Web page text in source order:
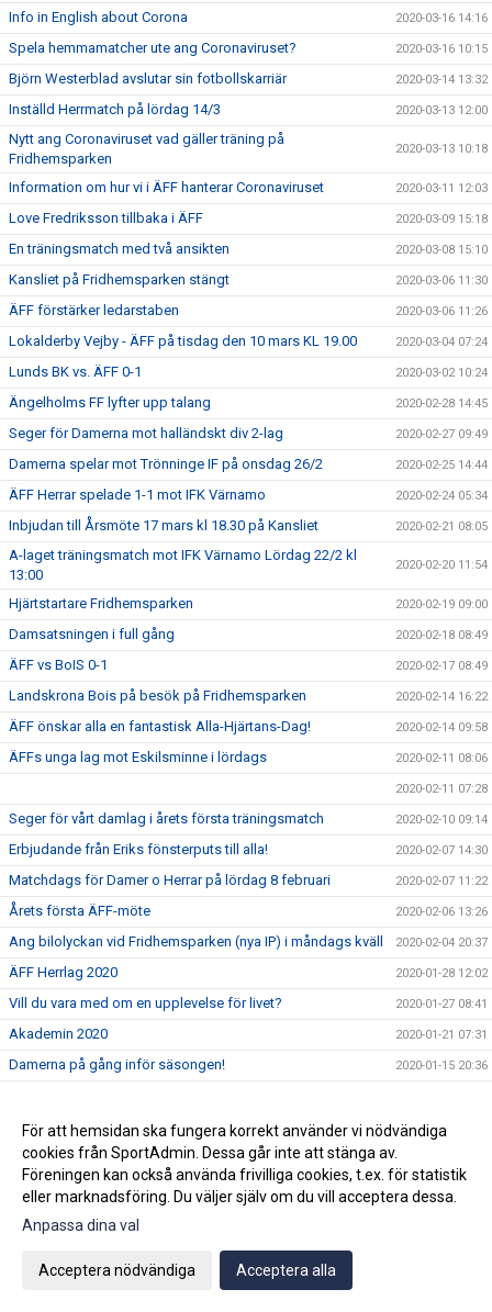
Info in English about Corona 2020-03-16 14:16
Spela hemmamatcher ute ang Coronaviruset? 2020-03-16 10:15
Björn Westerblad avslutar sin fotbollskarriär 2020-03-14 13:32
Inställd Herrmatch på lördag 14/3 2020-03-13 12:00
Nytt ang Coronaviruset vad gäller träning på
Fridhemsparken
2020-03-13 10:18
Information om hur vi i ÄFF hanterar Coronaviruset 2020-03-11 12:03
Love Fredriksson tillbaka i ÄFF 2020-03-09 15:18
En träningsmatch med två ansikten 2020-03-08 15:10
Kansliet på Fridhemsparken stängt 2020-03-06 11:30
ÄFF förstärker ledarstaben 2020-03-06 11:26
Lokalderby Vejby - ÄFF på tisdag den 10 mars KL 19.00 2020-03-04 07:24
Lunds BK vs. ÄFF 0-1 2020-03-02 10:24
Ängelholms FF lyfter upp talang 2020-02-28 14:45
Seger för Damerna mot halländskt div 2-lag 2020-02-27 09:49
Damerna spelar mot Trönninge IF på onsdag 26/2 2020-02-25 14:44
ÄFF Herrar spelade 1-1 mot IFK Värnamo 2020-02-24 05:34
Inbjudan till Årsmöte 17 mars kl 18.30 på Kansliet 2020-02-21 08:05
A-laget träningsmatch mot IFK Värnamo Lördag 22/2 kl
13:00
2020-02-20 11:54
Hjärtstartare Fridhemsparken 2020-02-19 09:00
Damsatsningen i full gång 2020-02-18 08:49
ÄFF vs BoIS 0-1 2020-02-17 08:49
Landskrona Bois på besök på Fridhemsparken 2020-02-14 16:22
ÄFF önskar alla en fantastisk Alla-Hjärtans-Dag! 2020-02-14 09:58
ÄFFs unga lag mot Eskilsminne i lördags 2020-02-11 08:06
2020-02-11 07:28
Seger för vårt damlag i årets första träningsmatch 2020-02-10 09:14
Erbjudande från Eriks fönsterputs till alla! 2020-02-07 14:30
Matchdags för Damer o Herrar på lördag 8 februari 2020-02-07 11:22
Årets första ÄFF-möte 2020-02-06 13:26
Ang bilolyckan vid Fridhemsparken (nya IP) i måndags kväll 2020-02-04 20:37
ÄFF Herrlag 2020 2020-01-28 12:02
Vill du vara med om en upplevelse för livet? 2020-01-27 08:41
Akademin 2020 2020-01-21 07:31
Damerna på gång inför säsongen! 2020-01-15 20:36
Träningarna är i full gång på Fridhemsparken 2020-01-14 11:17
Julhälsning! 2019-12-20 07:42
2019-12-18 08:54
3:e advent=3 stjärnor
Wilma Törnqvist klar för ÄFF
För att hemsidan ska fungera korrekt använder vi nödvändiga
cookies från SportAdmin. Dessa går inte att stänga av.
Föreningen kan också använda frivilliga cookies, t.ex. för statistik
eller marknadsföring. Du väljer själv om du vill acceptera dessa.
Anpassa dina val
Acceptera nödvändiga Acceptera alla